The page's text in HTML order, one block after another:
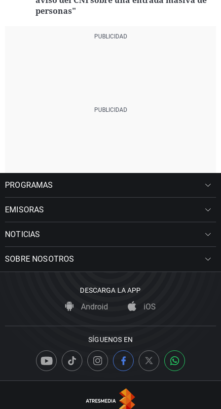
personas"
PROGRAMAS
EMISORAS
NOTICIAS
SOBRE NOSOTROS
DESCARGA LA APP
Android iOS
SÍGUENOS EN